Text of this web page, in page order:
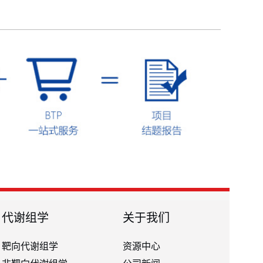
代谢组学
靶向代谢组学
关于我们
资源中心